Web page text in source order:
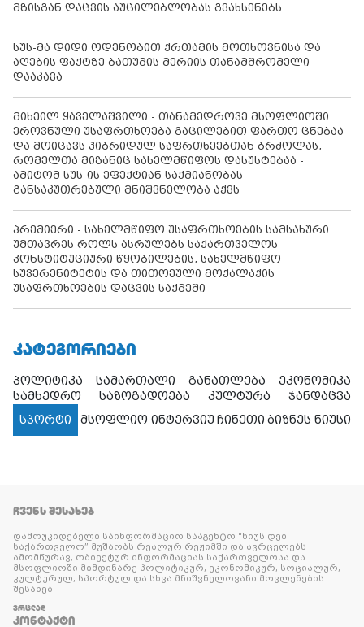
მზისგან დაცვის აუცილებლობას გვახსენებს
სუს-მა დიდი ოდენობით ქრთამის მოთხოვნისა და
აღების ფაქტზე ბათუმის მერიის თანამშრომელი
დააკავა
მიხეილ ყაველაშვილი - თანამედროვე მსოფლიოში
ეროვნული უსაფრთხოება გაცილებით ფართო ცნებაა
და მოიცავს ჰიბრიდულ საფრთხეებთან ბრძოლას,
რომელთა მიზანიც სახელმწიფოს დასუსტებაა -
ამიტომ სუს-ის ეფექტიან საქმიანობას
განსაკუთრებული მნიშვნელობა აქვს
პრემიერი - სახელმწიფო უსაფრთხოების სამსახური
უმთავრეს როლს ასრულებს საქართველოს
კონსტიტუციური წყობილების, სახელმწიფო
სუვერენიტეტის და თითოეული მოქალაქის
უსაფრთხოების დაცვის საქმეში
ᲙᲐᲢᲔᲒᲝᲠᲘᲔᲑᲘ
პოლიტიკა სამართალი განათლება
ეკონომიკა
სამხედრო
საზოგადოება კულტურა
ჯანდაცვა
სპორტი
მსოფლიო ინტერვიუ ჩინეთი ბიზნეს ნიუსი
ᲩᲕᲔᲜᲡ ᲨᲔᲡᲐᲮᲔᲑ
დამოუკიდებელი საინფორმაციო სააგენტო “ნიუს დეი
საქართველო” მუშაობს რეალურ რეჟიმში და ავრცელებს
ამომწურავ, ობიექტურ ინფორმაციას საქართველოსა და
მსოფლიოში მიმდინარე პოლიტიკურ, ეკონომიკურ, სოციალურ,
კულტურულ, სპორტულ და სხვა მნიშვნელოვანი მოვლენების
შესახებ.
ᲕᲠᲪᲚᲐᲓ
ᲙᲝᲜᲢᲐᲥᲢᲘ